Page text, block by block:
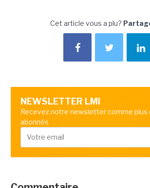
Cet article vous a plu?
NEWSLETTER LMI
Recevez notre newsletter comme
abonnés